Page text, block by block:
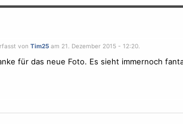
von Tim25am 21. Dezember 2015 - 12:20.
für das neue Foto. Es sieht immernoch